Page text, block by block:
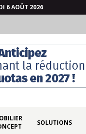
6 AOÛT 2026
SOLUTIONS